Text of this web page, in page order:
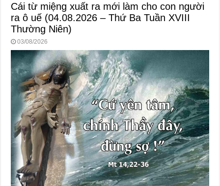
Cái từ miệng xuất ra mới làm cho con người
ra ô uế (04.08.2026 – Thứ Ba Tuần XVIII
Thường Niên)
03/08/2026